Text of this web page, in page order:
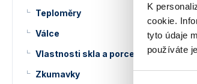
K
cookie.
tyto údaje
používáte
Teploměry
Válce
Vlastnosti skla a porcelánu
Zkumavky